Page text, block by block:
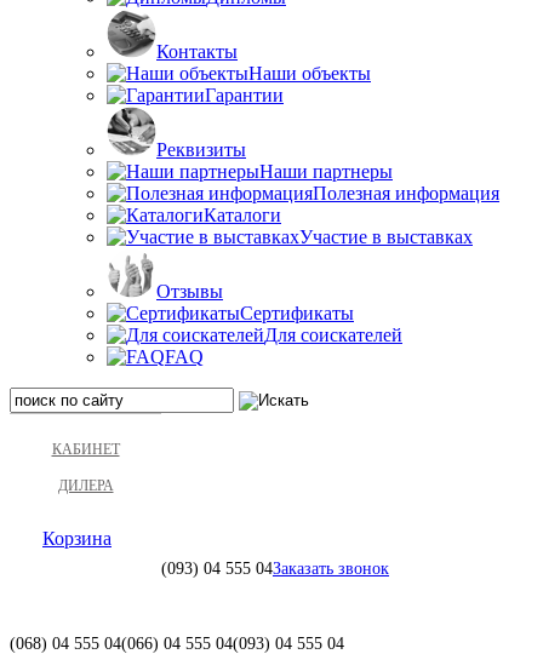
Контакты
Наши объекты
Гарантии
Реквизиты
Наши партнеры
Полезная информация
Каталоги
Участие в выставках
Отзывы
Сертификаты
Для соискателей
FAQ
КАБИНЕТ
ДИЛЕРА
Корзина
(093) 04 555 04Заказать звонок
(068) 04 555 04(066) 04 555 04(093) 04 555 04